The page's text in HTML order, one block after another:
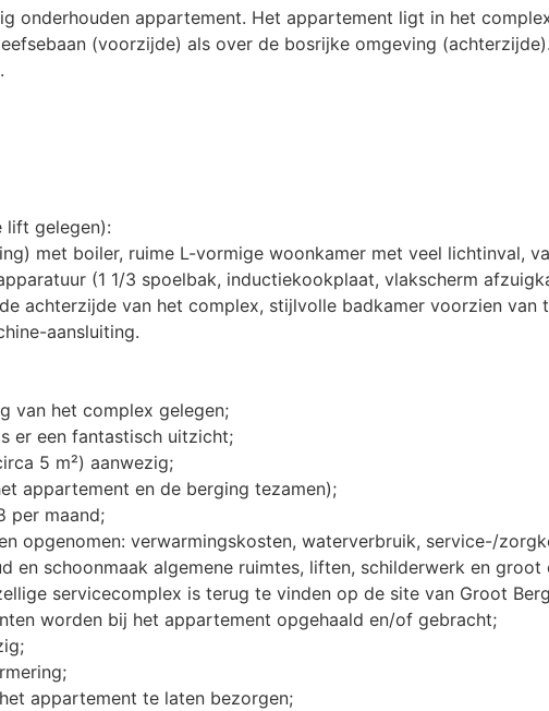
onderhouden appartement. Het appartement ligt in het
(voorzijde) als over de bosrijke omgeving
lift gelegen):
met boiler, ruime L-vormige woonkamer met veel lichtinval,
(1 1/3 spoelbak, inductiekookplaat, vlakscherm
achterzijde van het complex, stijlvolle badkamer voorzien van
aansluiting.
van het complex gelegen;
er een fantastisch uitzicht;
5 m²) aanwezig;
appartement en de berging tezamen);
per maand;
opgenomen: verwarmingskosten, waterverbruik, service-/
en schoonmaak algemene ruimtes, liften, schilderwerk en groot
servicecomplex is terug te vinden op de site van Groot
worden bij het appartement opgehaald en/of gebracht;
appartement te laten bezorgen;